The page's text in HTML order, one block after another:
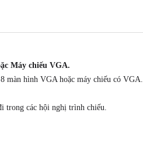
Máy chiếu VGA.
màn hình VGA hoặc máy chiếu có VGA.
trong các hội nghị trình chiếu.